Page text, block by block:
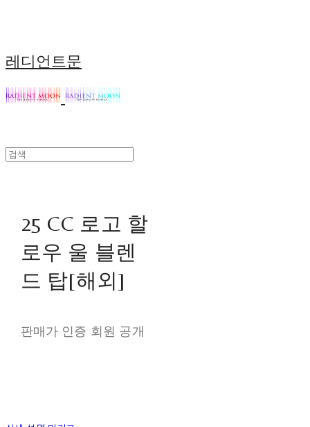
레디언트문
25 CC 로고 할
로우 울 블렌
드 탑[해외]
판매가 인증 회원 공개